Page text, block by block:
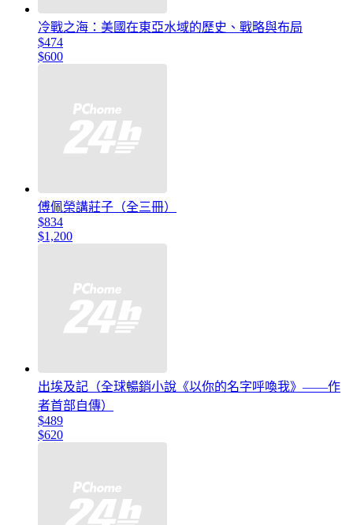
冷戰之海：美國在東亞水域的歷史、戰略與布局
$474
$600
傅佩榮講莊子（全三冊）
$834
$1,200
出埃及記（全球暢銷小說《以你的名字呼喚我》——作
者首部自傳）
$489
$620